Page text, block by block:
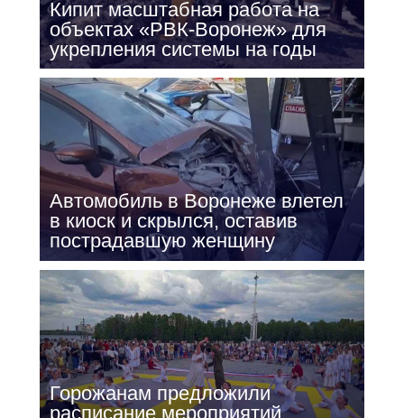
Кипит масштабная работа на
объектах «РВК-Воронеж» для
укрепления системы на годы
Автомобиль в Воронеже влетел
в киоск и скрылся, оставив
пострадавшую женщину
Горожанам предложили
расписание мероприятий